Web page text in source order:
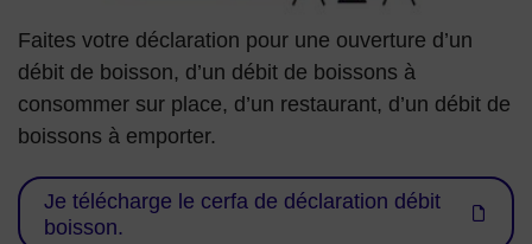
Faites votre déclaration pour une ouverture d’un
débit de boisson, d’un débit de boissons à
consommer sur place, d’un restaurant, d’un débit de
boissons à emporter.
Je télécharge le cerfa de déclaration débit
boisson.